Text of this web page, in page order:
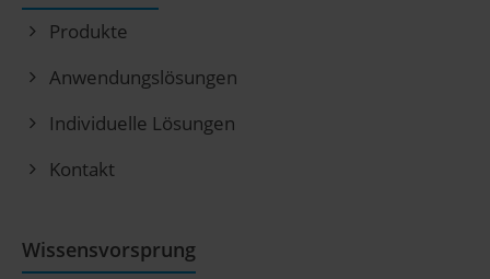
Produkte
Anwendungslösungen
Individuelle Lösungen
Kontakt
Wissensvorsprung